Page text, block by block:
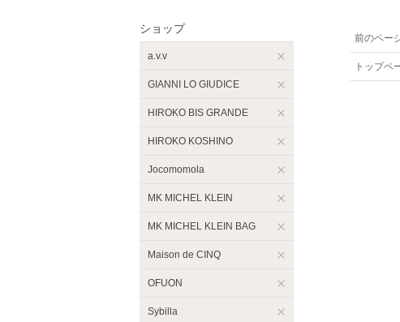
前のペー
トップペ
ショップ
a.v.v
GIANNI LO GIUDICE
HIROKO BIS GRANDE
HIROKO KOSHINO
Jocomomola
MK MICHEL KLEIN
MK MICHEL KLEIN BAG
Maison de CINQ
OFUON
Sybilla